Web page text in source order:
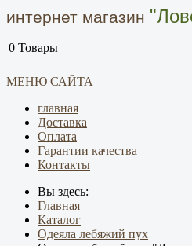
интернет магазин
0 Товары
МЕНЮ САЙТА
главная
Доставка
Оплата
Гарантии качества
Контакты
Вы здесь:
Главная
Каталог
Одеяла лебяжий пух